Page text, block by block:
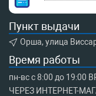
Пункт выдачи
Орша, улица
Время работы
пн-вс с 8:00 до
ЧЕРЕЗ ИНТЕРНЕТ-